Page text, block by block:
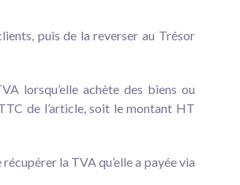
puis de la reverser au Trésor
lorsqu’elle achète des biens ou
de l’article, soit le montant HT
la TVA qu’elle a payée via